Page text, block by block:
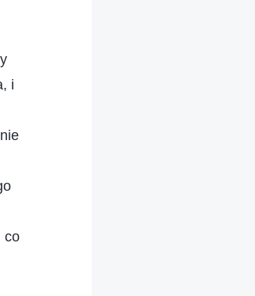
i
co